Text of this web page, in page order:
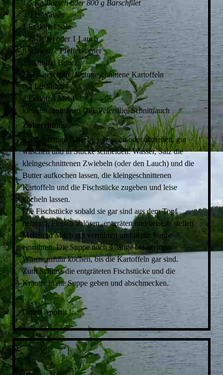
ARCHIV 2009
ARCHIV 2007
FISCHFRIKADELLE
FINNISCHE BARSCHSUPPE
1,5 Kg Barsch oder 800 g Barschfilet
l Ltr Wasser
1 Esslöffel Salz
2 Zwiebel oder 1 Lauch
8 schwarze Pfefferkörner
2 Esslöffel Butter
750 g geschälte, kleingeschnittene Kartoffeln
0,4 Ltr Milch
2 Esslöffel Mehl
kleingeschnittenen Dill, Petersilie, Schnittlauch
Zubereitung:
Küchenfertige Barsche schuppen oder abziehen, gut
waschen und in Stücke schneiden. Wasser, Salz die
kleingeschnittenen Zwiebeln (oder den Lauch) und die
Butter aufkochen lassen, die kleingeschnittenen
Kartoffeln und die Fischstücke zugeben und leise
köcheln lassen.
Die Fischstücke sobald sie gar sind aus dem Topf
nehmen, Fleisch ablösen, entgräten und beiseite stellen.
Mehl und Milch gut verrühren und in die Suppe
einrühren. Die Suppe noch solange bei geringer
Wärmezufuhr kochen, bis die Kartoffeln gar sind.
Zum Schluss die entgräteten Fischstücke und die
Kräuter in die Suppe geben und abschmecken.
Guten Appetit !